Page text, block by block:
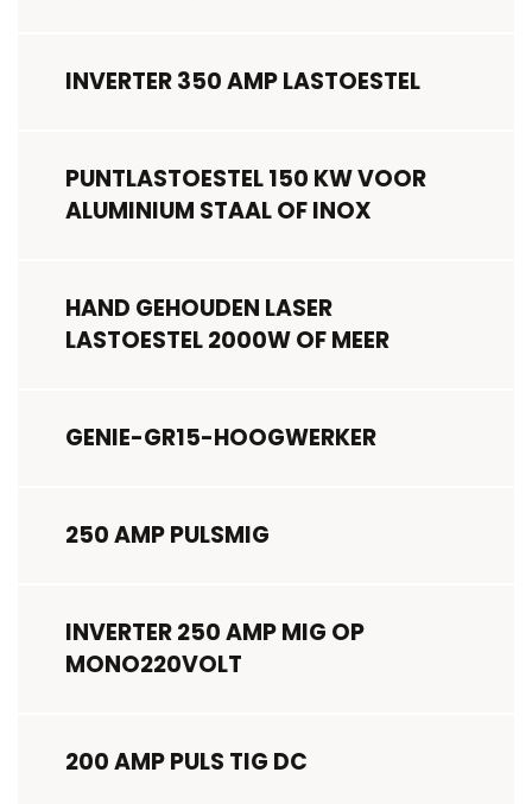
INVERTER 350 AMP LASTOESTEL
PUNTLASTOESTEL 150 KW VOOR
ALUMINIUM STAAL OF INOX
HAND GEHOUDEN LASER
LASTOESTEL 2000W OF MEER
GENIE-GR15-HOOGWERKER
250 AMP PULSMIG
INVERTER 250 AMP MIG OP
MONO220VOLT
200 AMP PULS TIG DC